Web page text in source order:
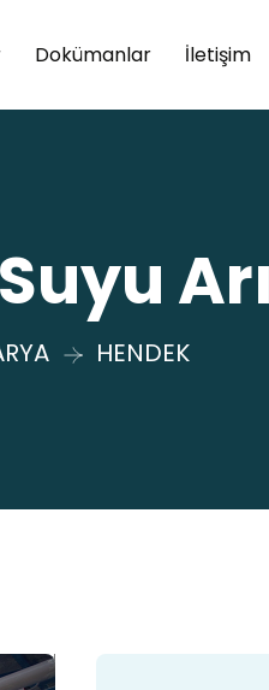
Dokümanlar İletişim
HENDEK